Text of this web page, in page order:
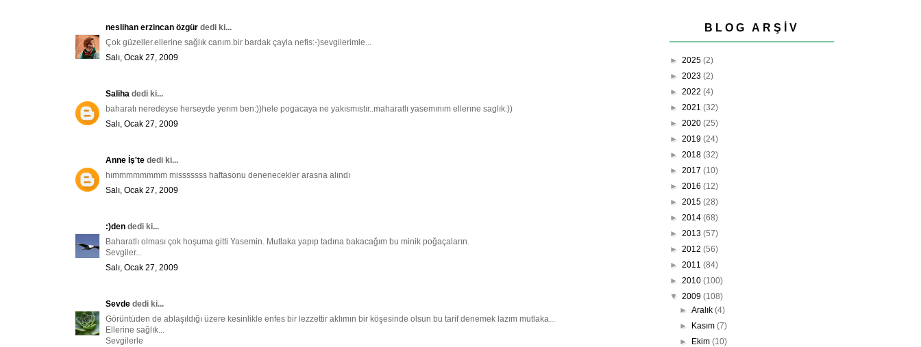
neslihan erzincan özgür dedi ki...
Çok güzeller.ellerine sağlık canım.bir bardak çayla nefis:-)sevgilerimle...
Salı, Ocak 27, 2009
Saliha dedi ki...
baharatı neredeyse herseyde yerım ben:))hele pogacaya ne yakısmıstır..maharatlı yasemınım ellerıne saglık:))
Salı, Ocak 27, 2009
Anne İş'te dedi ki...
hımmmmmmmm misssssss haftasonu denenecekler arasna alındı
Salı, Ocak 27, 2009
:)den dedi ki...
Baharatlı olması çok hoşuma gitti Yasemin. Mutlaka yapıp tadına bakacağım bu minik poğaçaların.
Sevgiler...
Salı, Ocak 27, 2009
Sevde dedi ki...
Görüntüden de ablaşıldığı üzere kesinlikle enfes bir lezzettir aklımın bir köşesinde olsun bu tarif denemek lazım mutlaka...
Ellerine sağlık...
Sevgilerle
BLOG ARŞIV
► 2025 (2)
► 2023 (2)
► 2022 (4)
► 2021 (32)
► 2020 (25)
► 2019 (24)
► 2018 (32)
► 2017 (10)
► 2016 (12)
► 2015 (28)
► 2014 (68)
► 2013 (57)
► 2012 (56)
► 2011 (84)
► 2010 (100)
▼ 2009 (108)
►Aralık(4)
► Kasım(7)
► Ekim(10)